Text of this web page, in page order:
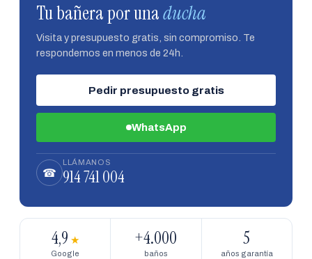
Tu bañera por unaducha
Visita y presupuesto gratis, sin compromiso. Te
respondemos en menos de 24h.
Pedir presupuesto gratis
WhatsApp
☎
LLÁMANOS
914 741 004
4,9 ★
Google
+4.000
baños
5
años garantía